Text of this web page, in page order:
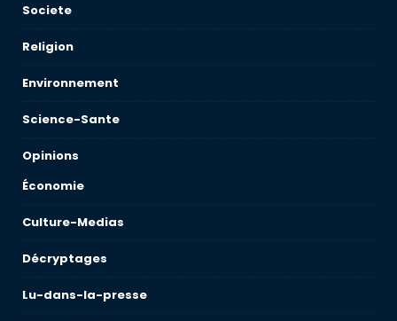
Societe
Religion
Environnement
Science-Sante
Opinions
Économie
Culture-Medias
Décryptages
Lu-dans-la-presse